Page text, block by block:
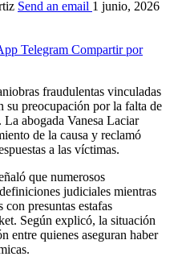
Send an email 1 junio, 2026
Telegram Compartir por
fraudulentas vinculadas
su preocupación por la falta de
abogada Vanesa Laciar
de la causa y reclamó
a las víctimas.
que numerosos
judiciales mientras
con presuntas estafas
Según explicó, la situación
entre quienes aseguran haber